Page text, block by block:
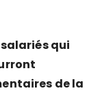
qui
de la